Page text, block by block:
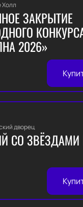
Холл
ЗАКРЫТИЕ
2026»
дворец
СО ЗВЁЗДАМИ